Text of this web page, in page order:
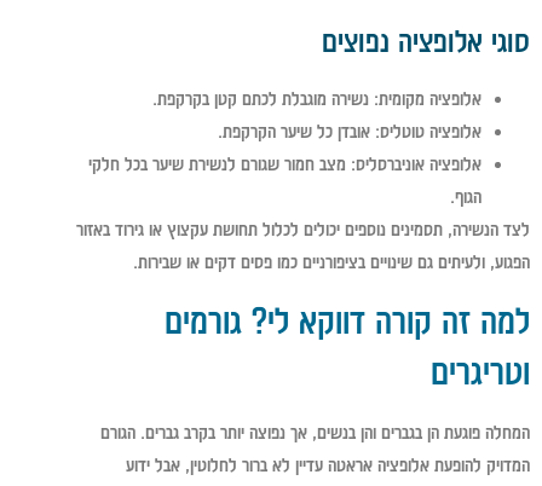
סוגי אלופציה נפוצים
אלופציה מקומית: נשירה מוגבלת לכתם קטן בקרקפת.
אלופציה טוטליס: אובדן כל שיער הקרקפת.
אלופציה אוניברסליס: מצב חמור שגורם לנשירת שיער בכל חלקי
הגוף.
לצד הנשירה, תסמינים נוספים יכולים לכלול תחושת עקצוץ או גירוד באזור
הפגוע, ולעיתים גם שינויים בציפורניים כמו פסים דקים או שבירות.
למה זה קורה דווקא לי? גורמים
וטריגרים
המחלה פוגעת הן בגברים והן בנשים, אך נפוצה יותר בקרב גברים. הגורם
המדויק להופעת אלופציה אראטה עדיין לא ברור לחלוטין, אבל ידוע